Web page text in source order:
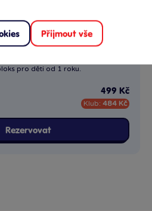
pro děti od 1 roku.
499 Kč
Klub: 484 Kč
Rezervovat
Přijmout vše